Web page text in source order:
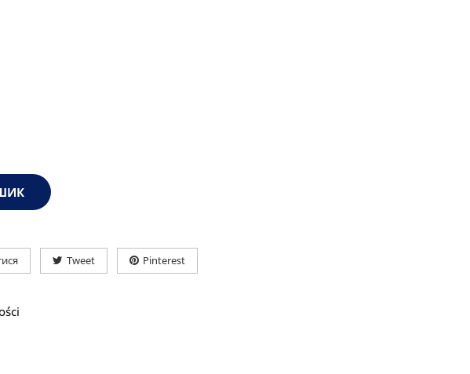
Tweet Pinterest